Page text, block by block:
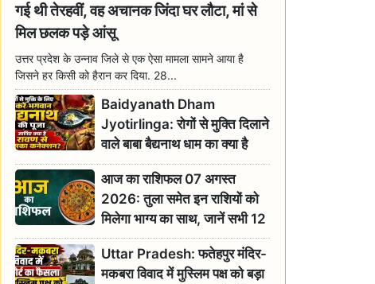
गई थी तेरहवीं, वह अचानक जिंदा घर लौटा, मां से
मिल छलक पड़े आंसू
उत्तर प्रदेश के उन्नाव जिले से एक ऐसा मामला सामने आया है
जिसने हर किसी को हैरान कर दिया. 28...
Baidyanath Dham
Jyotirlinga: रोगों से मुक्ति दिलाने
वाले बाबा बैद्यनाथ धाम का क्या है
रावण से संबंध? जानिए ज्योतिर्लिंग की
महिमा
आज का राशिफल 07 अगस्त
2026: तुला समेत इन राशियों को
मिलेगा भाग्य का साथ, जानें सभी 12
राशियों का दैनिक भाग्यफल
Uttar Pradesh: फतेहपुर मंदिर-
मकबरा विवाद में मुस्लिम पक्ष को बड़ा